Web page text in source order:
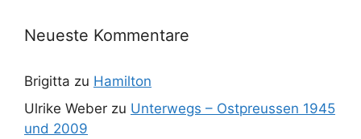
Neueste Kommentare
Brigitta zu Hamilton
Ulrike Weber zu Unterwegs – Ostpreussen 1945
und 2009